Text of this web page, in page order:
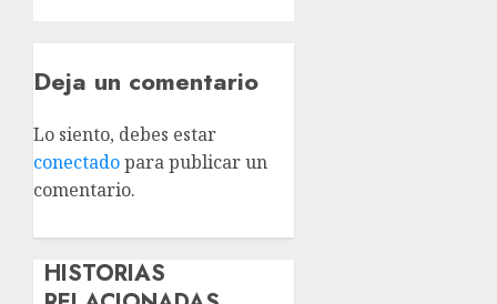
Deja un comentario
Lo siento, debes estar
conectadopara publicar un
comentario.
HISTORIAS